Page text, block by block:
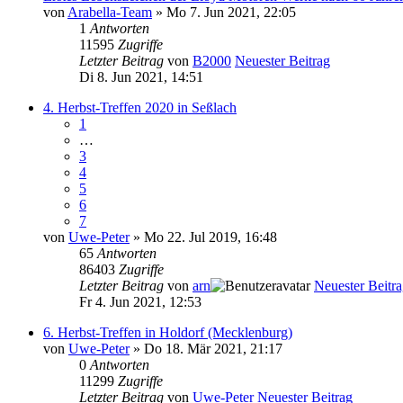
von Arabella-Team » Mo 7. Jun 2021, 22:05
1 Antworten
11595 Zugriffe
Letzter Beitrag von B2000 Neuester Beitrag
Di 8. Jun 2021, 14:51
4. Herbst-Treffen 2020 in Seßlach
1
…
3
4
5
6
7
von Uwe-Peter» Mo 22. Jul 2019, 16:48
65 Antworten
86403 Zugriffe
Letzter Beitrag von arn
Neuester
Fr 4. Jun 2021, 12:53
6. Herbst-Treffen in Holdorf (Mecklenburg)
von Uwe-Peter» Do 18. Mär 2021, 21:17
0 Antworten
11299 Zugriffe
Letzter Beitrag von Uwe-Peter Neuester Beitrag